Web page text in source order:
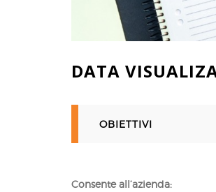
DATA
OBIETTIVI
Consente all’azienda: